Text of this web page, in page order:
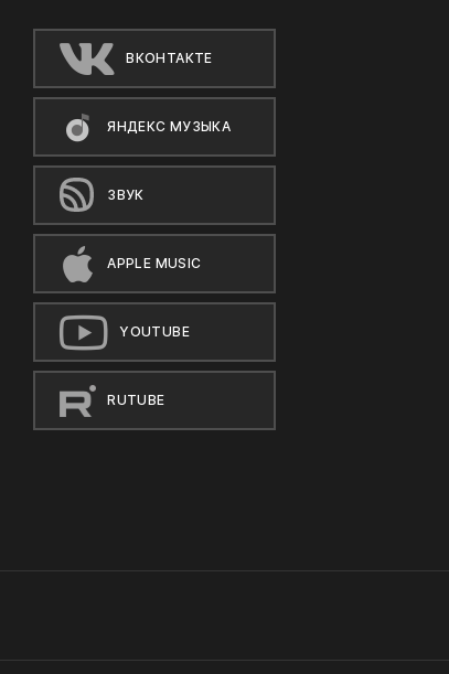
ВКОНТАКТЕ
ЯНДЕКС МУЗЫКА
ЗВУК
APPLE MUSIC
YOUTUBE
RUTUBE